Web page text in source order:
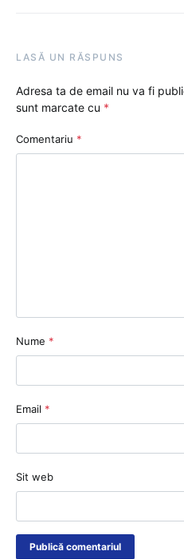
LASĂ UN RĂSPUNS
Adresa ta de email nu va fi
sunt marcate cu *
Comentariu *
Nume *
Email *
Sit web